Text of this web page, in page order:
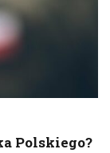
Polskiego?